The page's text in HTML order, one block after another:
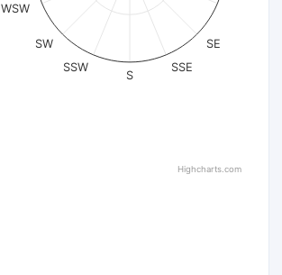
SE
SSE
S
SSW
SW
WSW
Highcharts.com